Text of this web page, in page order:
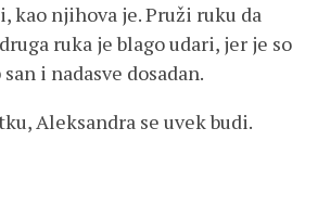
kao njihova je. Pruži ruku da
ruka je blago udari, jer je so
i nadasve dosadan.
Aleksandra se uvek budi.